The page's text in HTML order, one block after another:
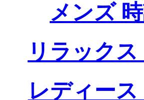
メンズ
リラック
レディー